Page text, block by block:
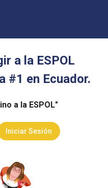
a la ESPOL
#1 en Ecuador.
a la ESPOL"
Iniciar Sesión